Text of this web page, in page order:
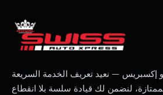
إكسبريس — نعيد تعريف الخدمة السريعة